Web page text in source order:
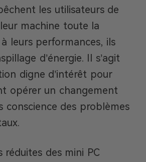
les utilisateurs de
machine toute la
leurs performances, ils
d’énergie. Il s’agit
digne d’intérêt pour
opérer un changement
conscience des problèmes
réduites des mini PC